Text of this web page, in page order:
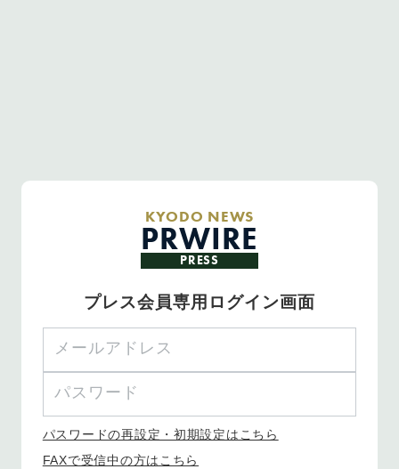
KYODO NEWS
PRWIRE
PRESS
プレス会員専用ログイン画面
パスワードの再設定・初期設定はこちら
FAXで受信中の方はこちら